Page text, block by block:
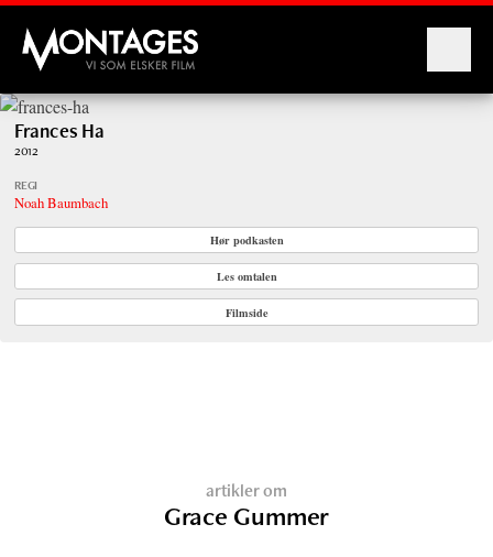
Montages
Frances Ha
2012
REGI
Noah Baumbach
Hør podkasten
Les omtalen
Filmside
artikler om
Grace Gummer